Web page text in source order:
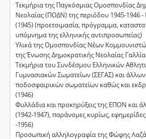
Τεκµήρια της Παγκόσµιας Οµοσπονδίας
Νεολαίας (ΠΟΔΝ) της περιόδου 1945-1946 -
(1945) (προετοιµασία, πρόγραµµα,
υπόµνηµα της ελληνικής αντιπροσωπείας)
Υλικά της Οµοσπονδίας Νέων
της Ένωσης Δηµοκρατικής Νεολαίας
Τεκµήρια του Συνδέσµου Ελληνικών
Γυµνασιακών Σωµατείων (ΣΕΓΑΣ) και
ποδοσφαιρικών σωµατείων καθώς και
(1946)
Φυλλάδια και προκηρύξεις της ΕΠΟΝ και
(1942-1947), παράνοµες κυρίως, εφηµερίδες
-1956)
Προσωπική αλληλογραφία της Φώφης